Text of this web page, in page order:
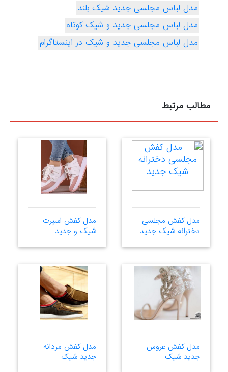
مدل لباس مجلسی جدید شیک بلند
مدل لباس مجلسی جدید و شیک کوتاه
مدل لباس مجلسی جدید و شیک در اینستاگرام
مطالب مرتبط
مدل کفش مجلسی
دخترانه شیک جدید
مدل کفش اسپرت
شیک و جدید
مدل کفش عروس
جدید شیک
مدل کفش مردانه
جدید شیک